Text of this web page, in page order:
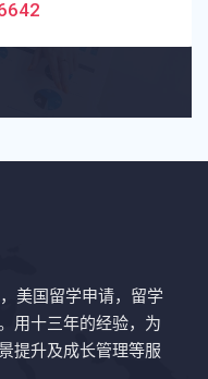
美国留学申请，留学
用十三年的经验，为
提升及成长管理等服